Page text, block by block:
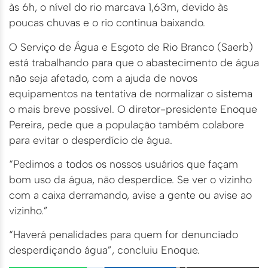
às 6h, o nível do rio marcava 1,63m, devido às
poucas chuvas e o rio continua baixando.
O Serviço de Água e Esgoto de Rio Branco (Saerb)
está trabalhando para que o abastecimento de água
não seja afetado, com a ajuda de novos
equipamentos na tentativa de normalizar o sistema
o mais breve possível. O diretor-presidente Enoque
Pereira, pede que a população também colabore
para evitar o desperdício de água.
“Pedimos a todos os nossos usuários que façam
bom uso da água, não desperdice. Se ver o vizinho
com a caixa derramando, avise a gente ou avise ao
vizinho.”
“Haverá penalidades para quem for denunciado
desperdiçando água”, concluiu Enoque.